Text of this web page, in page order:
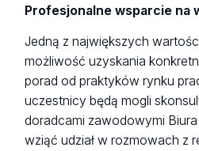
Profesjonalne wsparcie na
Jedną z największych
możliwość uzyskania
porad od praktyków rynku
uczestnicy będą mogli
doradcami zawodowymi
wziąć udział w rozmowach z